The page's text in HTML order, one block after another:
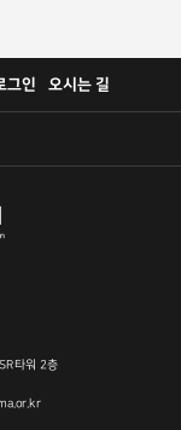
그인 오시는 길
타워 2층